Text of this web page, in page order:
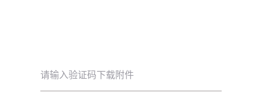
请输入验证码下载附件